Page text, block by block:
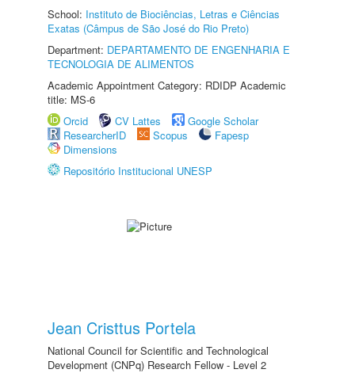
School: Instituto de Biociências, Letras e Ciências
Exatas (Câmpus de São José do Rio Preto)
Department: DEPARTAMENTO DE ENGENHARIA E
TECNOLOGIA DE ALIMENTOS
Academic Appointment Category: RDIDP Academic
title: MS-6
Orcid
CV Lattes
Google Scholar
ResearcherID
Scopus
Fapesp
Dimensions
Repositório Institucional UNESP
Jean Cristtus Portela
National Council for Scientific and Technological
Development (CNPq) Research Fellow - Level 2